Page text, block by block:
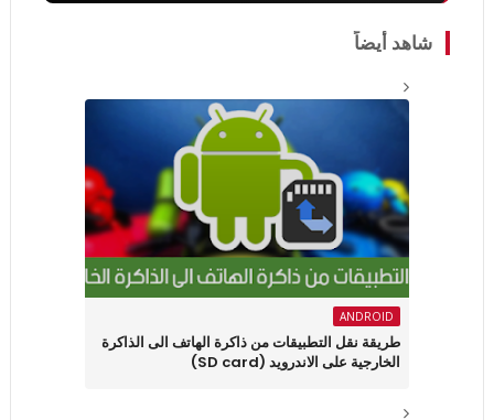
شاهد أيضاً
ANDROID
طريقة نقل التطبيقات من ذاكرة الهاتف الى الذاكرة
الخارجية على الاندرويد (SD card)